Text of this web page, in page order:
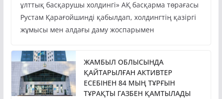
ұлттық басқарушы холдингі» АҚ басқарма төрағасы
Рустам Қарағойшинді қабылдап, холдингтің қазіргі
жұмысы мен алдағы даму жоспарымен
ЖАМБЫЛ ОБЛЫСЫНДА
ҚАЙТАРЫЛҒАН АКТИВТЕР
ЕСЕБІНЕН 84 МЫҢ ТҰРҒЫН
ТҰРАҚТЫ ГАЗБЕН ҚАМТЫЛАДЫ